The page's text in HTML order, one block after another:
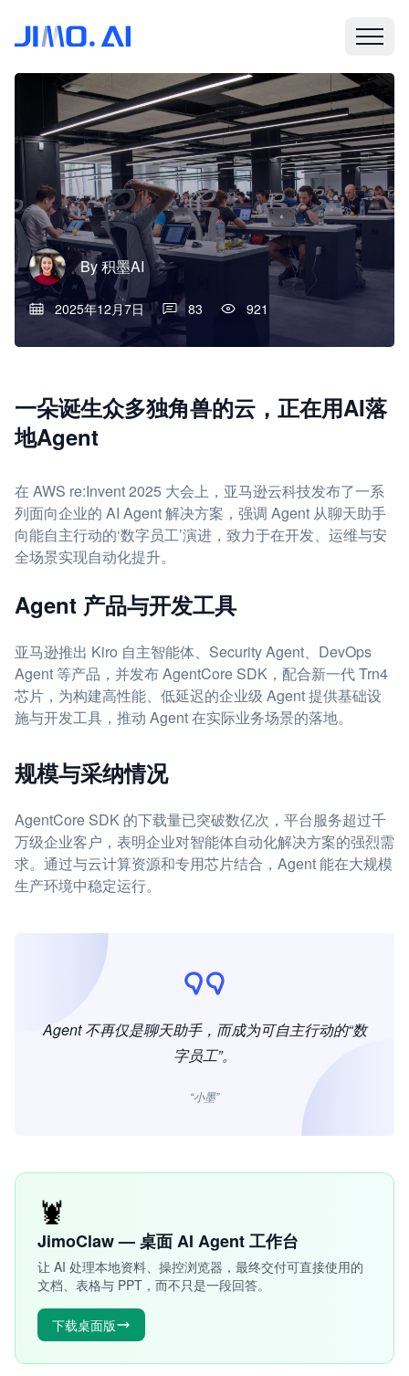
By积墨AI
2025年12月7日 83 921
一朵诞生众多独角兽的云，正在用AI落
地Agent
在 AWS re:Invent 2025 大会上，亚马逊云科技发布了一系
列面向企业的 AI Agent 解决方案，强调 Agent 从聊天助手
向能自主行动的‘数字员工’演进，致力于在开发、运维与安
全场景实现自动化提升。
Agent 产品与开发工具
亚马逊推出 Kiro 自主智能体、Security Agent、DevOps
Agent 等产品，并发布 AgentCore SDK，配合新一代 Trn4
芯片，为构建高性能、低延迟的企业级 Agent 提供基础设
施与开发工具，推动 Agent 在实际业务场景的落地。
规模与采纳情况
AgentCore SDK 的下载量已突破数亿次，平台服务超过千
万级企业客户，表明企业对智能体自动化解决方案的强烈需
求。通过与云计算资源和专用芯片结合，Agent 能在大规模
生产环境中稳定运行。
Agent 不再仅是聊天助手，而成为可自主行动的“数
字员工”。
“小墨”
🦞
JimoClaw — 桌面 AI Agent 工作台
让 AI 处理本地资料、操控浏览器，最终交付可直接使用的
文档、表格与 PPT，而不只是一段回答。
下载桌面版